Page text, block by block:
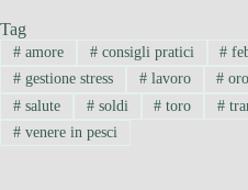
Tag
#amore #consigli pratici #
#gestione stress #lavoro #
#salute #soldi # toro #
#venere in pesci